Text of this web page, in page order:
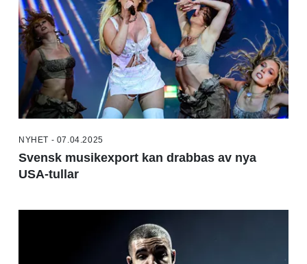
NYHET - 07.04.2025
Svensk musikexport kan drabbas av nya
USA-tullar